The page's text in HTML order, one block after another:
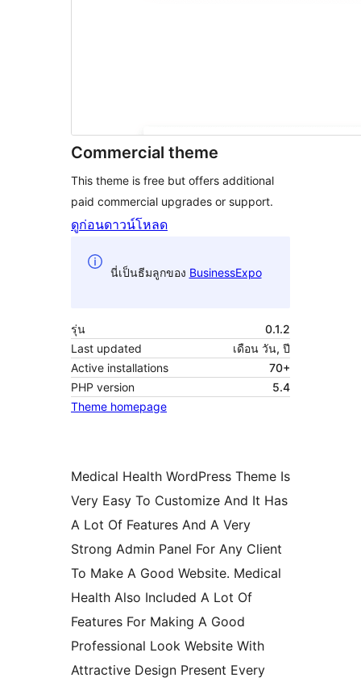
Commercial theme
This theme is free but offers additional
paid commercial upgrades or support.
ดูก่อนดาวน์โหลด
นี่เป็นธีมลูกของ BusinessExpo
รุ่น
0.1.2
Last updated
เดือน วัน, ปี
Active installations
70+
PHP version
5.4
Theme homepage
Medical Health WordPress Theme Is
Very Easy To Customize And It Has
A Lot Of Features And A Very
Strong Admin Panel For Any Client
To Make A Good Website. Medical
Health Also Included A Lot Of
Features For Making A Good
Professional Look Website With
Attractive Design Present Every